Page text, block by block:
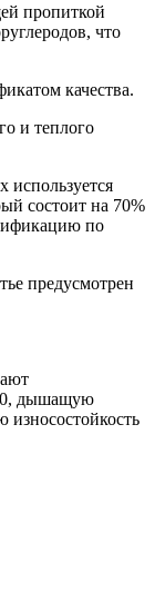
пропиткой
что
качества.
и теплого
используется
состоит на 70%
по
предусмотрен
дышащую
износостойкость